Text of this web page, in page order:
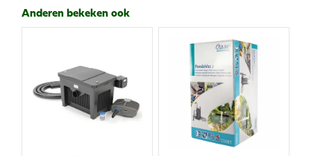
Anderen bekeken ook